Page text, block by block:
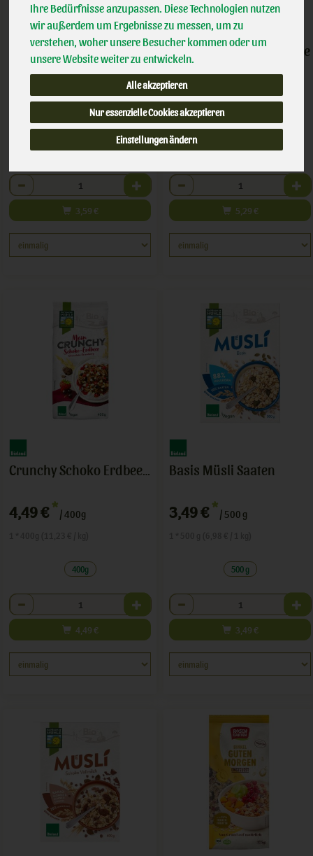
Ihre Bedürfnisse anzupassen. Diese Technologien nutzen
wir außerdem um Ergebnisse zu messen, um zu
verstehen, woher unsere Besucher kommen oder um
unsere Website weiter zu entwickeln.
Alle akzeptieren
Nur essenzielle Cookies akzeptieren
Einstellungen ändern
Schoko Crunchy
3,59 € / 400 g
400 g
Anzahl
3,59 €
Crunchy Himbeer Zitrone
5,29 € / 400g
1 * 400g (13,23 € / kg)
400g
Anzahl
5,29 €
Crunchy Schoko Erdbeer Cassis
4,49 € */ 400g
400g
Anzahl
4,49 €
Basis Müsli Saaten
3,49 € */ 500 g
500 g
Anzahl
3,49 €